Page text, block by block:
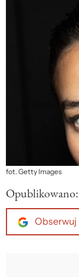
fot. Getty Images
Opublikowano:
Obserwuj